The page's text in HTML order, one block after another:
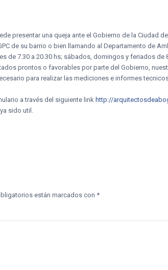
presentar una queja ante el Gobierno de la Ciudad
de su barrio o bien llamando al Departamento de
de 7.30 a 20.30 hs; sábados, domingos y feriados de
prontos o favorables por parte del Gobierno,
para realizar las mediciones e informes
a través del siguiente link http://
sido util.
están marcados con *